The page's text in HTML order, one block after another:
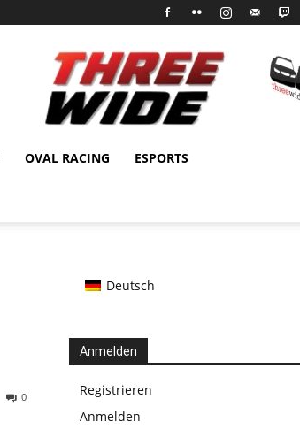
OVAL RACING ESPORTS
0
Deutsch
Anmelden
Registrieren
Anmelden